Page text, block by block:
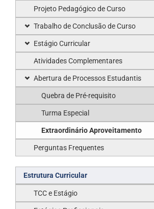
Projeto Pedagógico de Curso
Trabalho de Conclusão de Curso
Estágio Curricular
Atividades Complementares
Abertura de Processos Estudantis
Quebra de Pré-requisito
Turma Especial
Extraordinário Aproveitamento
Perguntas Frequentes
Estrutura Curricular
TCC e Estágio